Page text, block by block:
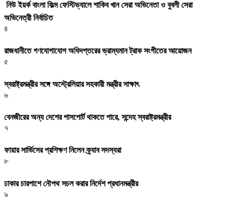
নিউ ইয়র্ক বাংলা ফিল্ম ফেস্টিভ্যালে শাকিব খান সেরা অভিনেতা ও বুবলী সেরা
অভিনেত্রী নির্বাচিত
৪
রাজধানীতে গণযোগাযোগ অধিদপ্তরের ভ্রাম্যমান ট্রাক সংগীতের আয়োজন
৫
স্বরাষ্ট্রমন্ত্রীর সঙ্গে অস্ট্রেলিয়ার সহকারী মন্ত্রীর সাক্ষাৎ
৬
বেনজীরের অন্য দেশের পাসপোর্ট থাকতে পারে, সন্দেহ স্বরাষ্ট্রমন্ত্রীর
৭
ফায়ার সার্ভিসের প্রশিক্ষণ নিলেন ক্র্যাব সদস্যরা
৮
ঢাকার চারপাশে নৌপথ সচল করার নির্দেশ প্রধানমন্ত্রীর
৯